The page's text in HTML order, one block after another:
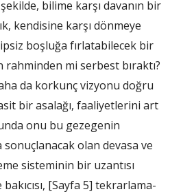
bilime karşı davanın bir
kendisine karşı dönmeye
boşluğa fırlatabilecek bir
mi serbest bıraktı?
da korkunç vizyonu doğru
bir asalağı, faaliyetlerini art
onu bu gezegenin
olan devasa ve
sisteminin bir uzantısı
[Sayfa 5] tekrarlama-